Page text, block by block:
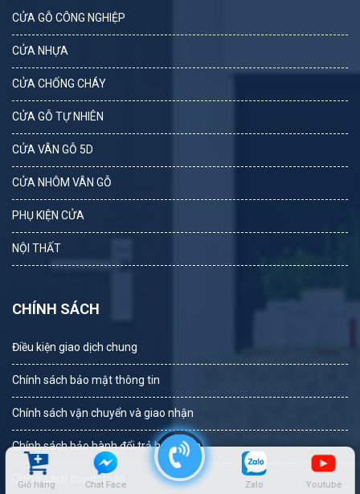
Giỏ hàng Chat Face Zalo Youtube
CỬA GỖ CÔNG NGHIỆP
CỬA NHỰA
CỬA CHỐNG CHÁY
CỬA GỖ TỰ NHIÊN
CỬA VÂN GỖ 5D
CỬA NHÔM VÂN GỖ
PHỤ KIỆN CỬA
NỘI THẤT
CHÍNH SÁCH
Điều kiện giao dịch chung
Chính sách bảo mật thông tin
Chính sách vận chuyển và giao nhận
Chính sách bảo hành đổi trả hoàn tiền
Chính sách thanh toán